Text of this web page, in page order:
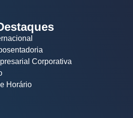
Corporativa
Horário